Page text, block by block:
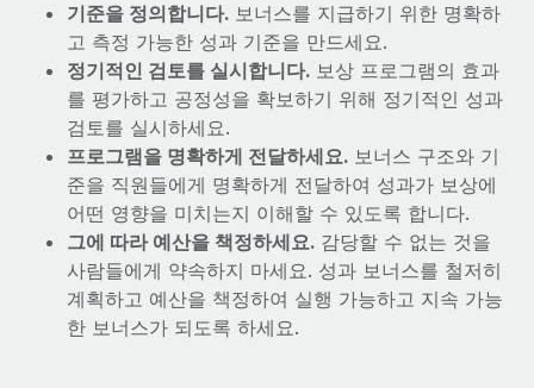
기준을 정의합니다. 보너스를 지급하기 위한 명확하
고 측정 가능한 성과 기준을 만드세요.
정기적인 검토를 실시합니다. 보상 프로그램의 효과
를 평가하고 공정성을 확보하기 위해 정기적인 성과
검토를 실시하세요.
프로그램을 명확하게 전달하세요. 보너스 구조와 기
준을 직원들에게 명확하게 전달하여 성과가 보상에
어떤 영향을 미치는지 이해할 수 있도록 합니다.
그에 따라 예산을 책정하세요. 감당할 수 없는 것을
사람들에게 약속하지 마세요. 성과 보너스를 철저히
계획하고 예산을 책정하여 실행 가능하고 지속 가능
한 보너스가 되도록 하세요.